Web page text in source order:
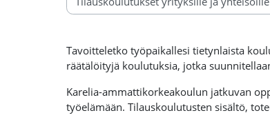
Kurskategorier
Tavoitteletko työpaikallesi tietynlaista
räätälöityjä koulutuksia, jotka
Karelia-ammattikorkeakoulun jatkuvan
työelämään. Tilauskoulutusten sisältö,